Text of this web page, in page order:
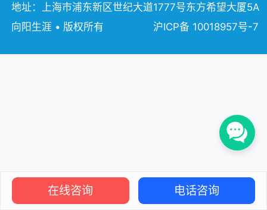
地址：上海市浦东新区世纪大道1777号东方希望大厦5A
向阳生涯 • 版权所有
沪ICP备 10018957号-7
在线咨询 电话咨询